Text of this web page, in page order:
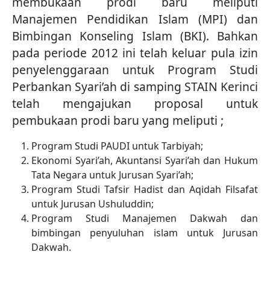
Manajemen Pendidikan Islam (MPI) dan
Bimbingan Konseling Islam (BKI). Bahkan
pada periode 2012 ini telah keluar pula izin
penyelenggaraan untuk Program Studi
Perbankan Syari’ah di samping STAIN Kerinci
telah mengajukan proposal untuk
pembukaan prodi baru yang meliputi ;
Program Studi PAUDI untuk Tarbiyah;
Ekonomi Syari’ah, Akuntansi Syari’ah dan Hukum
Tata Negara untuk Jurusan Syari’ah;
Program Studi Tafsir Hadist dan Aqidah Filsafat
untuk Jurusan Ushuluddin;
Program Studi Manajemen Dakwah dan
bimbingan penyuluhan islam untuk Jurusan
Dakwah.